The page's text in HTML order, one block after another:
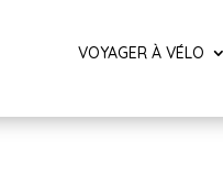
VOYAGER À VÉLO